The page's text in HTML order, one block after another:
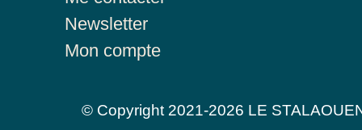
Newsletter
Mon compte
© Copyright 2021-2026 LE